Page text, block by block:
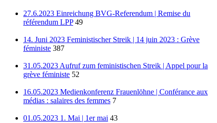
27.6.2023 Einreichung BVG-Referendum | Remise du
référendum LPP 49
14. Juni 2023 Feministischer Streik | 14 juin 2023 : Grève
féministe 387
31.05.2023 Aufruf zum feministischen Streik | Appel pour la
grève féministe 52
16.05.2023 Medienkonferenz Frauenlöhne | Conférance aux
médias : salaires des femmes 7
01.05.2023 1. Mai | 1er mai 43